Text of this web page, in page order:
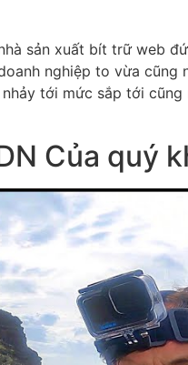
sản xuất bít trữ web
nghiệp to vừa
tới mức sắp tới
Của quý